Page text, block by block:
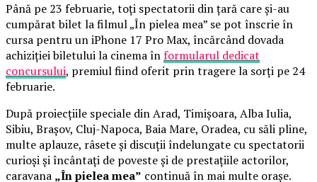
Până pe 23 februarie, toți spectatorii din țară care și-au
cumpărat bilet la filmul „În pielea mea” se pot înscrie în
cursa pentru un iPhone 17 Pro Max, încărcând dovada
achiziției biletului la cinema înformularul dedicat
concursului, premiul fiind oferit prin tragere la sorți pe 24
februarie.
După proiecțiile speciale din Arad, Timișoara, Alba Iulia,
Sibiu, Brașov, Cluj-Napoca, Baia Mare, Oradea, cu săli pline,
multe aplauze, râsete și discuții îndelungate cu spectatorii
curioși și încântați de poveste și de prestațiile actorilor,
caravana „În pielea mea” continuă în mai multe orașe.